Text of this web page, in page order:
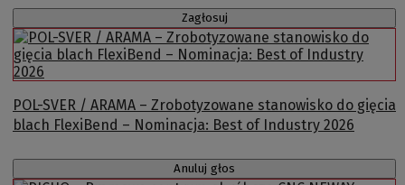
Zagłosuj
POL-SVER / ARAMA – Zrobotyzowane stanowisko do gięcia
blach FlexiBend – Nominacja: Best of Industry 2026
Anuluj głos